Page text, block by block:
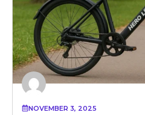
NOVEMBER 3, 2025